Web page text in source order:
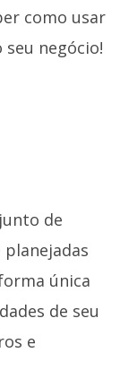
como usar
negócio!
de
única
de seu
e